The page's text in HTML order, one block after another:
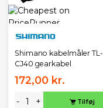
Shimano kabelmåler TL-
CJ40 gearkabel
172,00 kr.
- + Tilføj